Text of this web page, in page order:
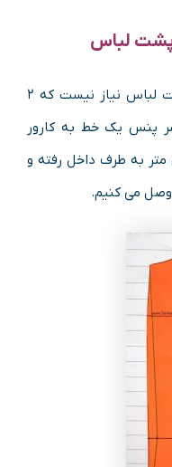
لباس
برای رسم الگوی برش عصایی در پشت لباس نیاز نیست که ۲
سر پنس یک خط به کارور
و از نصف خط ۱ سانتی متر به طرف داخل رفته و
می کنیم.